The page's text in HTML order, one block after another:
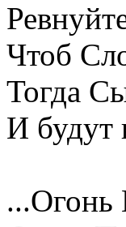
Чтоб
Тогда
И будут
...Огонь